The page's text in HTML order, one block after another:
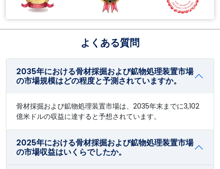
よくある質問
2035年における骨材採掘および鉱物処理装置市場
の市場規模はどの程度と予測されていますか。
骨材採掘および鉱物処理装置市場は、2035年末までに3,102
億米ドルの収益に達すると予想されています。
2025年における骨材採掘および鉱物処理装置市場
の市場収益はいくらでしたか。